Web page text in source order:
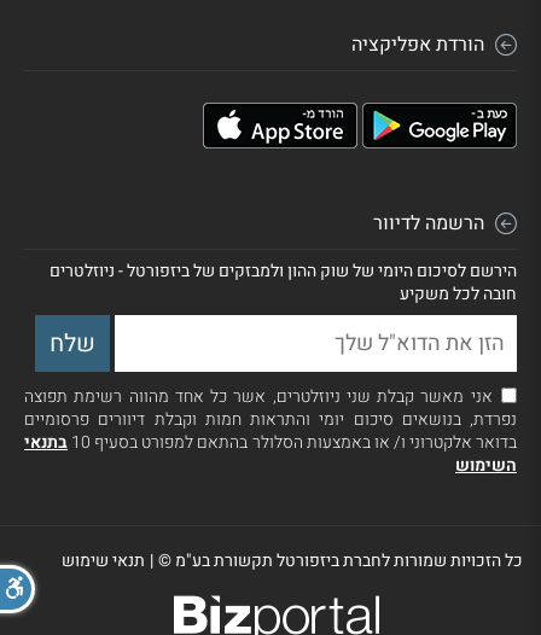
הורדת אפליקציה
הרשמה לדיוור
הירשם לסיכום היומי של שוק ההון ולמבזקים של ביזפורטל - ניוזלטרים
חובה לכל משקיע
אני מאשר קבלת שני ניוזלטרים, אשר כל אחד מהווה רשימת תפוצה
נפרדת, בנושאים סיכום יומי והתראות חמות וקבלת דיוורים פרסומיים
בדואר אלקטרוני ו/ או באמצעות הסלולר בהתאם למפורט בסעיף 10
בתנאי
השימוש
כל הזכויות שמורות לחברת ביזפורטל תקשורת בע"מ ©| תנאי שימוש